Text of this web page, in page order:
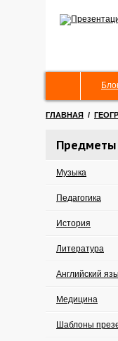
ГЛАВНАЯ /
Предметы
Музыка
Педагогика
История
Литература
Английский
Медицина
Шаблоны